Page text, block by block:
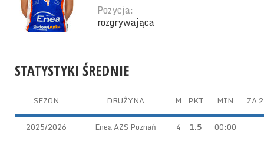
Pozycja:
rozgrywająca
STATYSTYKI ŚREDNIE
SEZON DRUŻYNA M PKT MIN ZA 2
2025/2026 Enea AZS Poznań 4 1.5 00:00